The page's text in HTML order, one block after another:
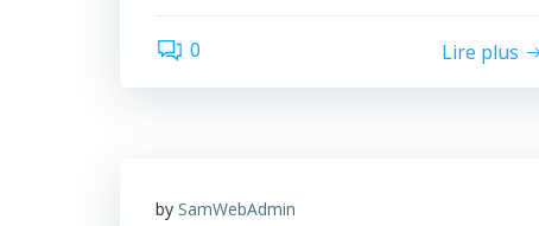
0 Lire plus
by SamWebAdmin